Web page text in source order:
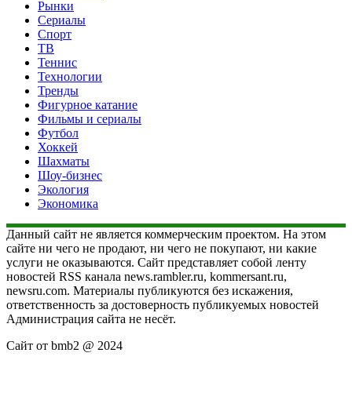
Рынки
Сериалы
Спорт
ТВ
Теннис
Технологии
Тренды
Фигурное катание
Фильмы и сериалы
Футбол
Хоккей
Шахматы
Шоу-бизнес
Экология
Экономика
Данный сайт не является коммерческим проектом. На этом
сайте ни чего не продают, ни чего не покупают, ни какие
услуги не оказываются. Сайт представляет собой ленту
новостей RSS канала news.rambler.ru, kommersant.ru,
newsru.com. Материалы публикуются без искажения,
ответственность за достоверность публикуемых новостей
Администрация сайта не несёт.
Сайт от bmb2 @ 2024